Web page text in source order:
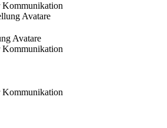
Kommunikation
Avatare
Kommunikation
Kommunikation